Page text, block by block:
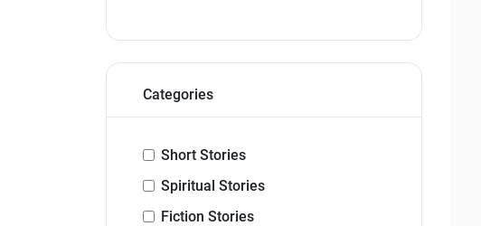
Categories
Short Stories
Spiritual Stories
Fiction Stories